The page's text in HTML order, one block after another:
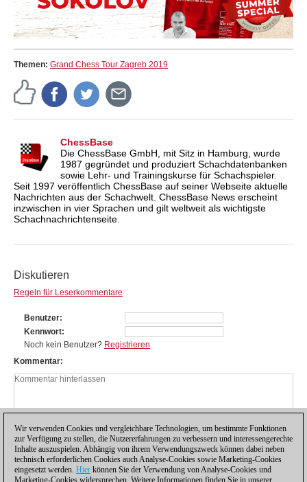
Themen: Grand Chess Tour Zagreb 2019
ChessBase
Die ChessBase GmbH, mit Sitz in Hamburg, wurde
1987 gegründet und produziert Schachdatenbanken
sowie Lehr- und Trainingskurse für Schachspieler.
Seit 1997 veröffentlich ChessBase auf seiner Webseite aktuelle
Nachrichten aus der Schachwelt. ChessBase News erscheint
inzwischen in vier Sprachen und gilt weltweit als wichtigste
Schachnachrichtenseite.
Diskutieren
Regeln für Leserkommentare
Benutzer
Kennwort
Noch kein Benutzer? Registrieren
Kommentar
Wir verwenden Cookies und vergleichbare Technologien, um bestimmte Funktionen
zur Verfügung zu stellen, die Nutzererfahrungen zu verbessern und interessengerechte
Inhalte auszuspielen. Abhängig von ihrem Verwendungszweck können dabei neben
technisch erforderlichen Cookies auch Analyse-Cookies sowie Marketing-Cookies
eingesetzt werden. Hier können Sie der Verwendung von Analyse-Cookies und
Marketing-Cookies widersprechen. Weitere Informationen finden Sie in unserer